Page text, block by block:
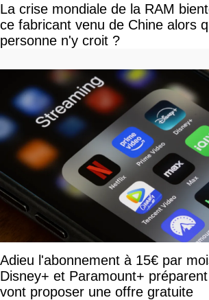
La crise mondiale de la RAM
ce fabricant venu de Chine alors
personne n'y croit ?
Adieu l'abonnement à 15€ par
Disney+ et Paramount+
vont proposer une offre gratuite